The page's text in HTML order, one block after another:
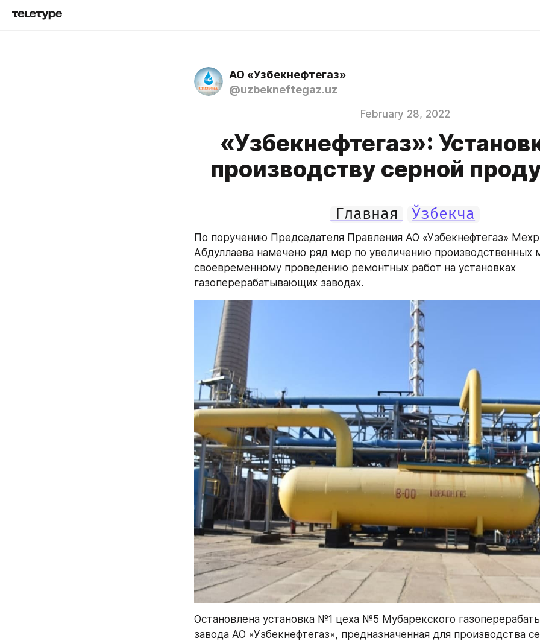
АО «Узбекнефтегаз»
@uzbekneftegaz.uz
February 28, 2022
«Узбекнефтегаз»:
производству серной
Главная Ўзбекча
По поручению Председателя Правления АО «Узбекнефтегаз»
Абдуллаева намечено ряд мер по увеличению производственных
своевременному проведению ремонтных работ на установках
газоперерабатывающих заводах.
Остановлена установка №1 цеха №5 Мубарекского
завода АО «Узбекнефтегаз», предназначенная для производства